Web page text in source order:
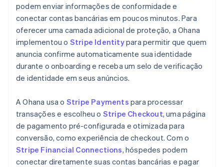
podem enviar informações de conformidade e
conectar contas bancárias em poucos minutos. Para
oferecer uma camada adicional de proteção, a Ohana
implementou o Stripe Identitypara permitir que quem
anuncia confirme automaticamente sua identidade
durante o onboarding e receba um selo de verificação
de identidade em seus anúncios.
A Ohana usa o Stripe Payments para processar
transações e escolheu o Stripe Checkout, uma página
de pagamento pré-configurada e otimizada para
conversão, como experiência de checkout. Com o
Stripe Financial Connections, hóspedes podem
conectar diretamente suas contas bancárias e pagar